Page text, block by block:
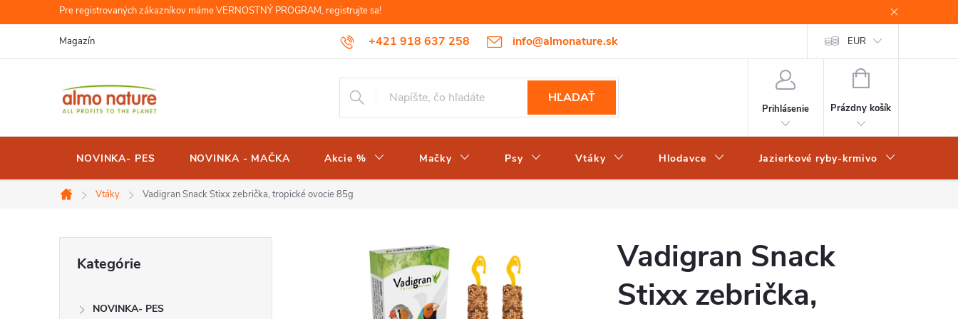
na
Pre registrovaných zákazníkov máme VERNOSTNÝ PROGRAM, registrujte sa!
+421 918 637 258 info@almonature.sk
Magazín EUR
HĽADAŤ
Prihlásenie
NÁKUPNÝ
Prázdny košík
NOVINKA- PES NOVINKA - MAČKA Akcie % Mačky Psy Vtáky Hlodavce Jazierkové ryby-krmivo
Domov
Vtáky Vadigran Snack Stixx zebrička, tropické ovocie 85g
kategórie
Kategórie
NOVINKA- PES
Vadigran Snack
Stixx zebrička,